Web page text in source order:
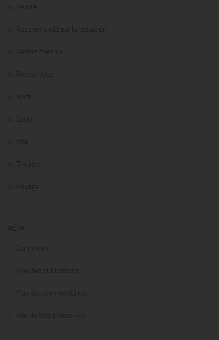
People
Recommandé par la rédaction
Restez chez soi
Resto/Hôtel
Sortir
Sport
Star
Théâtre
Voyage
MÉTA
Connexion
Flux des publications
Flux des commentaires
Site de WordPress-FR